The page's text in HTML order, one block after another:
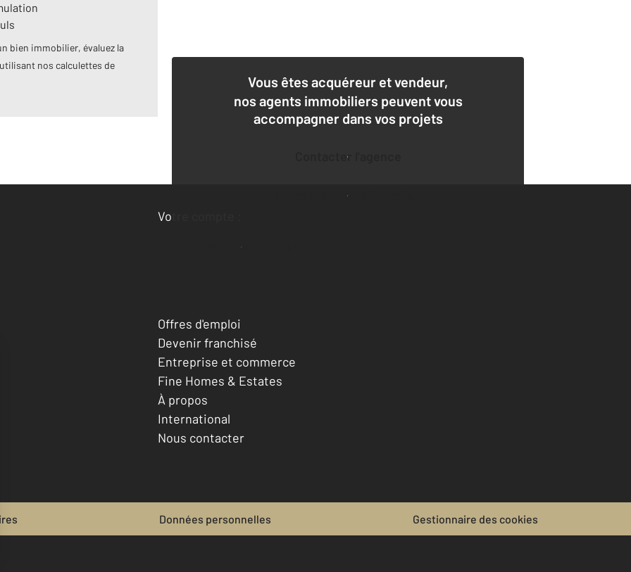
bien immobilier, évaluez la
nos calculettes de
Vous êtes acquéreur et vendeur,
nos agents immobiliers peuvent vous
accompagner dans vos projets
Contacter l'agence
Demander une estimation
Votre compte :
Accéder à mon compte
Offres d'emploi
Devenir franchisé
Entreprise et commerce
Fine Homes & Estates
À propos
International
Nous contacter
Données personnelles Gestionnaire des cookies